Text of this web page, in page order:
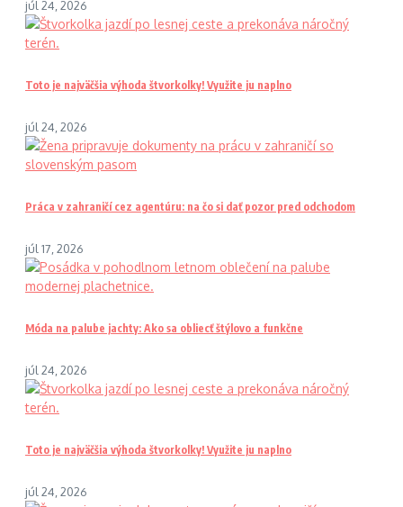
júl 24, 2026
Toto je najväčšia výhoda štvorkolky! Využite ju naplno
júl 24, 2026
Práca v zahraničí cez agentúru: na čo si dať pozor pred odchodom
júl 17, 2026
Móda na palube jachty: Ako sa obliecť štýlovo a funkčne
júl 24, 2026
Toto je najväčšia výhoda štvorkolky! Využite ju naplno
júl 24, 2026